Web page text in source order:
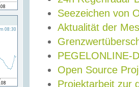
Seezeichen von
Aktualität der
PEGELONLINE-
Open Source
Projektarbeit zur